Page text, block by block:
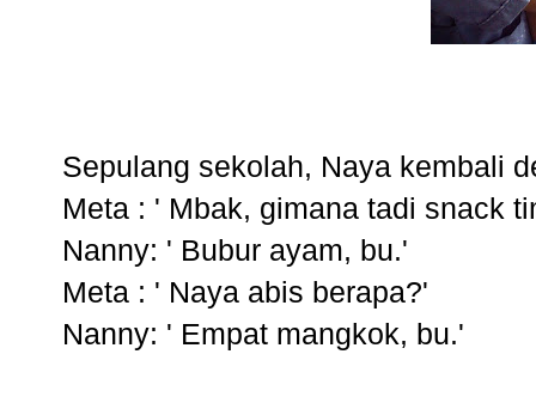
Sepulang sekolah, Naya kembali
Meta : ' Mbak, gimana tadi snack
Nanny: ' Bubur ayam, bu.'
Meta : ' Naya abis berapa?'
Nanny: ' Empat mangkok, bu.'